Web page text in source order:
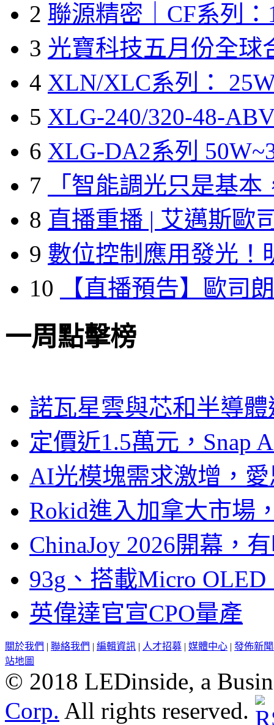
2 聯源精密｜CF系列：
3 光寶科技五月份全球
4 XLN/XLC系列：
5 XLG-240/320-48-
6 XLG-DA2系列
7
「智能調光只是基本
8 直播重播 | 艾邁斯歐
9 數位控制應用發光！
10
【直播預告】歐司
一周點擊榜
諾瓦星雲與芯和半導
定價近1.5萬元，Snap
AI光模塊需求激增，
Rokid進入加拿大市場
ChinaJoy 2026開幕，
93g、搭載Micro
英偉達官宣CPO量產
關於我們 | 聯絡我們 | 編輯資訊 | 人才招募 | 媒體中心 | 發佈新
站地圖
© 2018 LEDinside, a
Corp. All rights reserved.